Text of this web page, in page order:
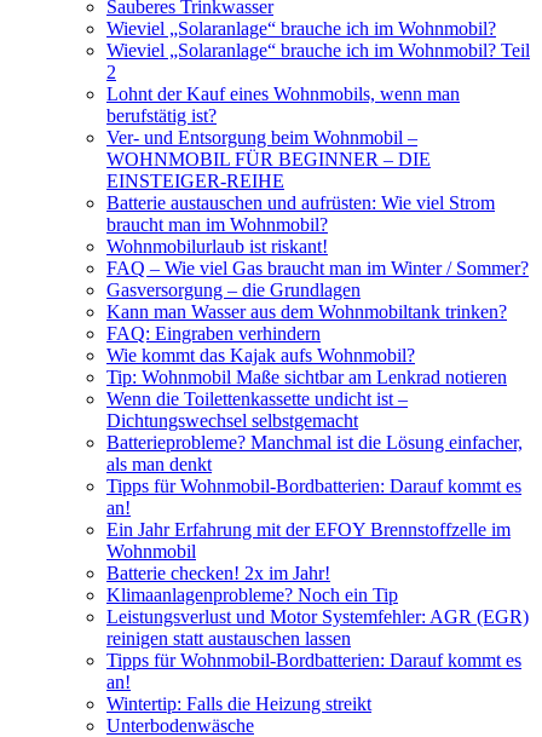
Sauberes Trinkwasser
Wieviel „Solaranlage“ brauche ich im Wohnmobil?
Wieviel „Solaranlage“ brauche ich im Wohnmobil? Teil
2
Lohnt der Kauf eines Wohnmobils, wenn man
berufstätig ist?
Ver- und Entsorgung beim Wohnmobil –
WOHNMOBIL FÜR BEGINNER – DIE
EINSTEIGER-REIHE
Batterie austauschen und aufrüsten: Wie viel Strom
braucht man im Wohnmobil?
Wohnmobilurlaub ist riskant!
FAQ – Wie viel Gas braucht man im Winter / Sommer?
Gasversorgung – die Grundlagen
Kann man Wasser aus dem Wohnmobiltank trinken?
FAQ: Eingraben verhindern
Wie kommt das Kajak aufs Wohnmobil?
Tip: Wohnmobil Maße sichtbar am Lenkrad notieren
Wenn die Toilettenkassette undicht ist –
Dichtungswechsel selbstgemacht
Batterieprobleme? Manchmal ist die Lösung einfacher,
als man denkt
Tipps für Wohnmobil-Bordbatterien: Darauf kommt es
an!
Ein Jahr Erfahrung mit der EFOY Brennstoffzelle im
Wohnmobil
Batterie checken! 2x im Jahr!
Klimaanlagenprobleme? Noch ein Tip
Leistungsverlust und Motor Systemfehler: AGR (EGR)
reinigen statt austauschen lassen
Tipps für Wohnmobil-Bordbatterien: Darauf kommt es
an!
Wintertip: Falls die Heizung streikt
Unterbodenwäsche